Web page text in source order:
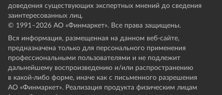
доведения существующих экспертных мнений до сведения
заинтересованных лиц.
© 1991–2026 АО «Финмаркет». Все права защищены.
Вся информация, размещенная на данном веб-сайте,
предназначена только для персонального применения
профессиональными пользователями и не подлежит
дальнейшему воспроизведению и/или распространению
в какой-либо форме, иначе как с письменного разрешения
АО «Финмаркет». Реализация продукта физическим лицам